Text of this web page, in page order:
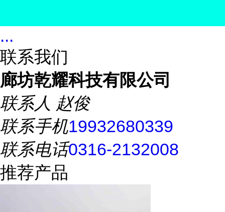
...
联系我们
廊坊乾耀科技有限公司
联系人 赵俊
联系手机19932680339
联系电话0316-2132008
推荐产品